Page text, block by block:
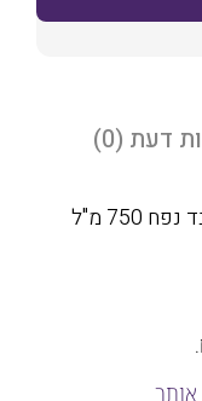
כשר למהדרין | התמונה להמחשה בלבד נפח 750 מ"ל